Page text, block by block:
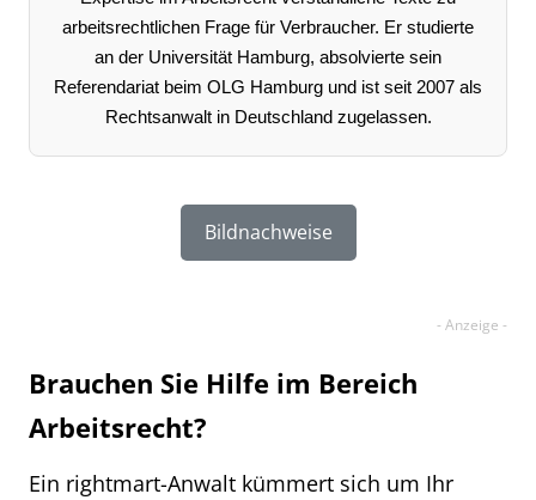
arbeitsrechtlichen Frage für Verbraucher. Er studierte
an der Universität Hamburg, absolvierte sein
Referendariat beim OLG Hamburg und ist seit 2007 als
Rechtsanwalt in Deutschland zugelassen.
Bildnachweise
Brauchen Sie Hilfe im Bereich
Arbeitsrecht?
Ein rightmart-Anwalt kümmert sich um Ihr